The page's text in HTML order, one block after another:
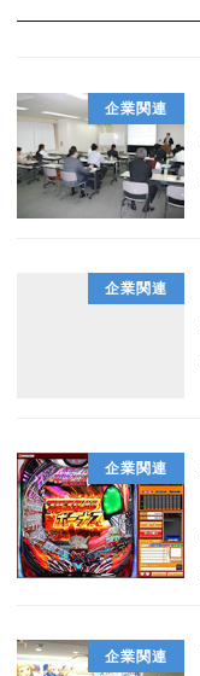
企業関連
企業関連
企業関連
企業関連